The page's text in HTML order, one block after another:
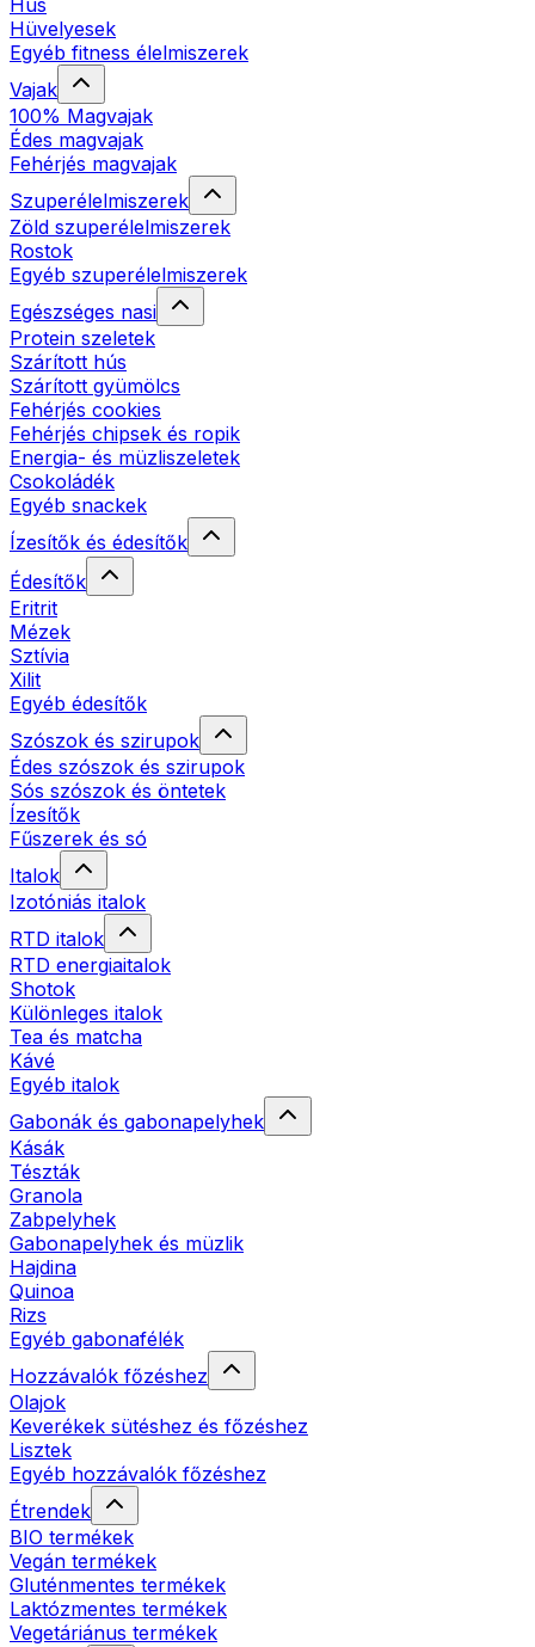
Hús
Hüvelyesek
Egyéb fitness élelmiszerek
Vajak
100% Magvajak
Édes magvajak
Fehérjés magvajak
Szuperélelmiszerek
Zöld szuperélelmiszerek
Rostok
Egyéb szuperélelmiszerek
Egészséges nasi
Protein szeletek
Szárított hús
Szárított gyümölcs
Fehérjés cookies
Fehérjés chipsek és ropik
Energia- és müzliszeletek
Csokoládék
Egyéb snackek
Ízesítők és édesítők
Édesítők
Eritrit
Mézek
Sztívia
Xilit
Egyéb édesítők
Szószok és szirupok
Édes szószok és szirupok
Sós szószok és öntetek
Ízesítők
Fűszerek és só
Italok
Izotóniás italok
RTD italok
RTD energiaitalok
Shotok
Különleges italok
Tea és matcha
Kávé
Egyéb italok
Gabonák és gabonapelyhek
Kásák
Tészták
Granola
Zabpelyhek
Gabonapelyhek és müzlik
Hajdina
Quinoa
Rizs
Egyéb gabonafélék
Hozzávalók főzéshez
Olajok
Keverékek sütéshez és főzéshez
Lisztek
Egyéb hozzávalók főzéshez
Étrendek
BIO termékek
Vegán termékek
Gluténmentes termékek
Laktózmentes termékek
Vegetáriánus termékek